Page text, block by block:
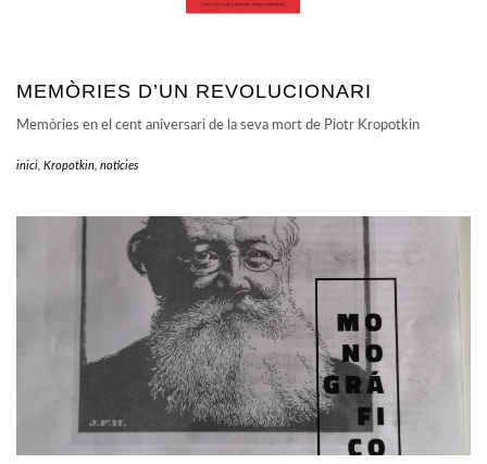
MEMÒRIES D’UN REVOLUCIONARI
Memòries en el cent aniversari de la seva mort de Piotr Kropotkin
inici Kropotkin noticies